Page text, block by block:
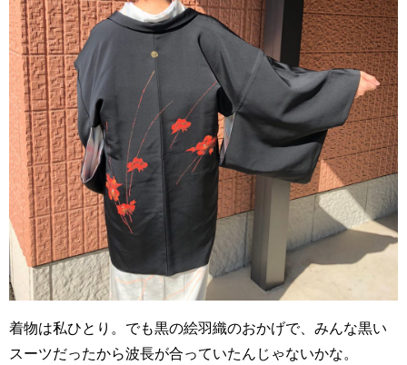
着物は私ひとり。でも黒の絵羽織のおかげで、みんな黒い
スーツだったから波長が合っていたんじゃないかな。